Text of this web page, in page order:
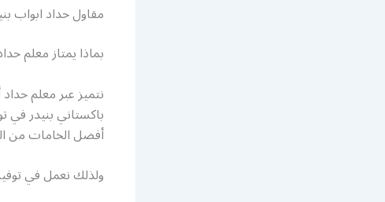
مقاول حداد ابواب
بماذا يمتاز معلم
نتميز عبر معلم
باكستاني بنيدر
أفضل الخامات من
ولذلك نعمل في